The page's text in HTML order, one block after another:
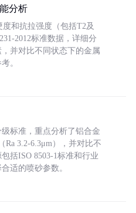
分析
和抗拉强度（包括T2及
2012标准数据，详细分
并对比不同状态下的金属
。
标准，重点分析了铝合金
Ra 3.2-6.3μm），并对比不
括ISO 8503-1标准和行业
适的喷砂参数。